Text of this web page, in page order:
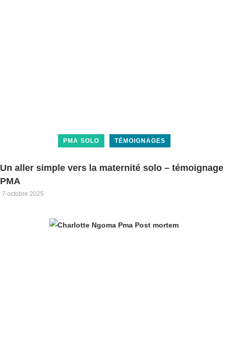
PMA SOLO TÉMOIGNAGES
Un aller simple vers la maternité solo – témoignage
PMA
7 octobre 2025